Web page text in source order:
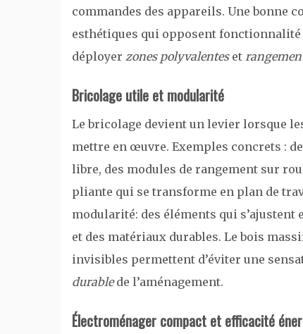
commandes des appareils. Une bonne
esthétiques qui opposent
déployer zones polyvalenteset
Bricolage utile et modularité
Le bricolage devient un levier lorsque
mettre en œuvre. Exemples concrets :
libre, des modules de rangement sur
pliante qui se transforme en plan de
modularité: des éléments qui s’ajustent
et des matériaux durables. Le bois
invisibles permettent d’éviter une
durablede l’aménagement.
Électroménager compact et efficacité